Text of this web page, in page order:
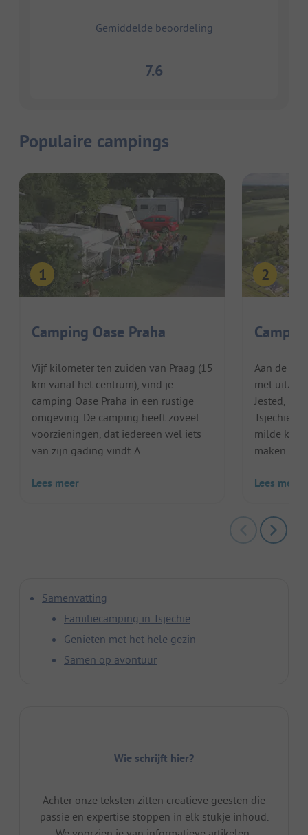
Gemiddelde beoordeling
7.6
Populaire campings
Camping Oase Praha
Vijf kilometer ten zuiden van Praag (15
km vanaf het centrum), vind je
camping Oase Praha in een rustige
omgeving. De camping heeft zoveel
voorzieningen, dat iedereen wel iets
van zijn gading vindt. A...
Lees meer
Aan de
met
Jested, ligt
Tsjechië.
milde
maken
Lees meer
Samenvatting
Familiecamping in Tsjechië
Genieten met het hele gezin
Samen op avontuur
Wie schrijft hier?
Achter onze teksten zitten creatieve geesten die
passie en expertise stoppen in elk stukje inhoud.